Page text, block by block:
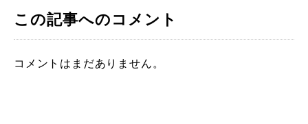
この記事へのコメント
コメントはまだありません。